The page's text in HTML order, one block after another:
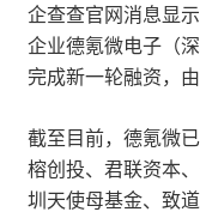
企查查官网消息显
企业德氪微电子（
完成新一轮融资，
截至目前，德氪微
榕创投、君联资本
圳天使母基金、致